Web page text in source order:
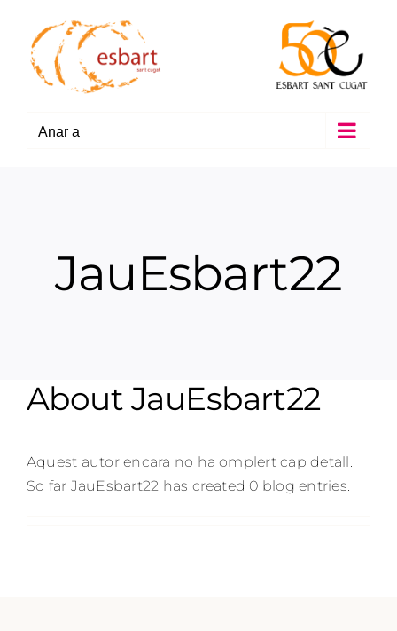
content
Anar a
JauEsbart22
About JauEsbart22
Aquest autor encara no ha omplert cap detall.
So far JauEsbart22 has created 0 blog entries.